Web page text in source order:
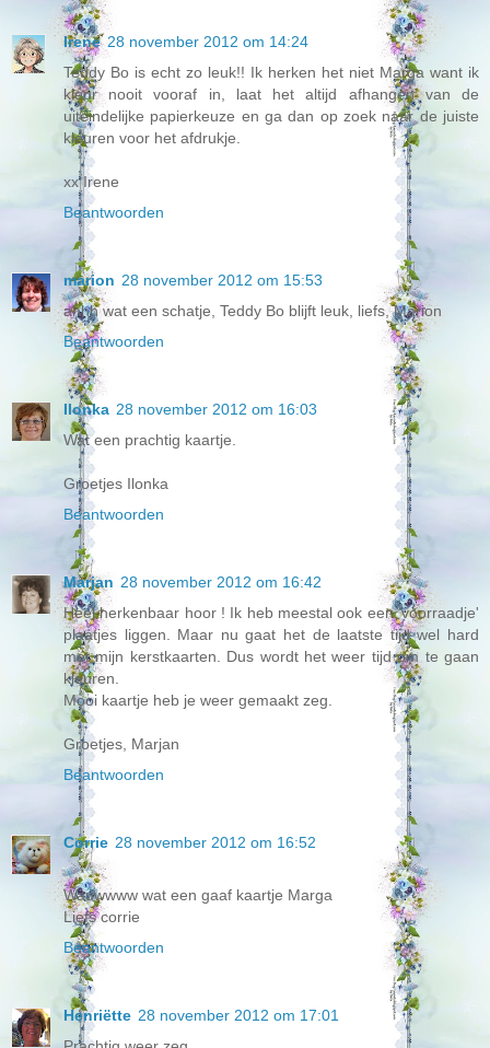
Irene 28 november 2012 om 14:24
Teddy Bo is echt zo leuk!! Ik herken het niet Marga want ik
kleur nooit vooraf in, laat het altijd afhangen van de
uiteindelijke papierkeuze en ga dan op zoek naar de juiste
kleuren voor het afdrukje.
xx Irene
Beantwoorden
marion 28 november 2012 om 15:53
ahhh wat een schatje, Teddy Bo blijft leuk, liefs, Marion
Beantwoorden
Ilonka 28 november 2012 om 16:03
Wat een prachtig kaartje.
Groetjes Ilonka
Beantwoorden
Marjan 28 november 2012 om 16:42
Heel herkenbaar hoor ! Ik heb meestal ook een 'voorraadje'
plaatjes liggen. Maar nu gaat het de laatste tijd wel hard
met mijn kerstkaarten. Dus wordt het weer tijd om te gaan
kleuren.
Mooi kaartje heb je weer gemaakt zeg.
Groetjes, Marjan
Beantwoorden
Corrie 28 november 2012 om 16:52
Wauwwww wat een gaaf kaartje Marga
Liefs corrie
Beantwoorden
Henriëtte 28 november 2012 om 17:01